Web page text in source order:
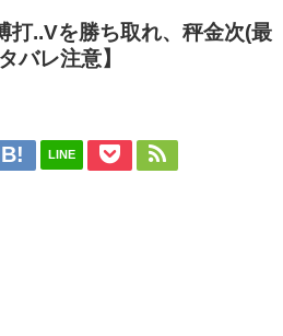
打..Vを勝ち取れ、秤金次(最
バレ注意】
LINE